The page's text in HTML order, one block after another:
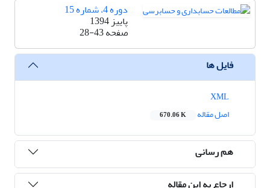
دوره 4، شماره 15
پاییز 1394
صفحه28-43
فایل ها
اصل مقاله
670.06 K
هم رسانی
ارجاع به این مقاله